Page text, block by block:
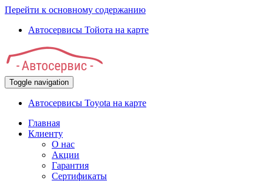
Перейти к основному содержанию
Автосервисы Тойота на карте
Toggle navigation
Автосервисы Toyota на карте
Главная
Клиенту
О нас
Акции
Гарантия
Сертификаты